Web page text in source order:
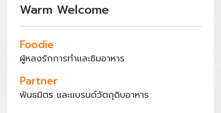
Warm Welcome
Foodie
ผู้หลงรักการทำและชิมอาหาร
Partner
พันธมิตร และแบรนด์วัตถุดิบอาหาร